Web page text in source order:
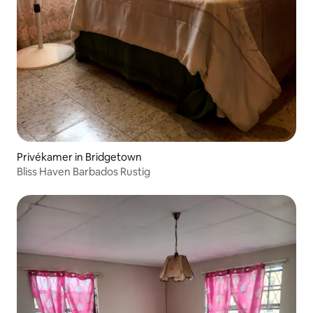
Privékamer in Bridgetown
Bliss Haven Barbados Rustig